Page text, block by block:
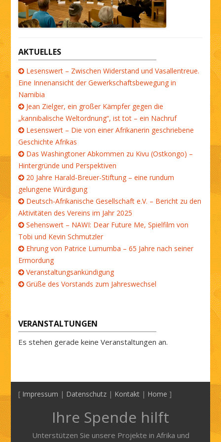
AKTUELLES
Lesenswert – Zwischen Widerstand und Vasallentreue.
Eine Innenansicht der Gewerkschaftsbewegung in
Namibia
Jean Zielger, ein großer Kämpfer gegen die
„kannibalische Weltordnung“, ist tot – ein Nachruf
Lesenswert – Die von einer Afrikanerin geschriebene
Geschichte Afrikas
Das Washingtoner Abkommen zu Kivu (Ostkongo) –
Hintergründe und Perspektiven
20 Jahre Harald-Breuer-Stiftung – eine rundum
gelungene Würdigung
Deutsch-Afrikanische Gesellschaft e.V. – Bericht zu den
Aktivitäten des Vereins im Jahr 2025
Sehenswert – NAWI: Dear Future Me, Spielfilm von
Tobi und Kevin Schmutzler
Ehrung von Patrice Lumumba – 65 Jahre nach seiner
Ermordung
Veranstaltungsankündigung
Grüße des Vorstands zum Jahreswechsel
VERANSTALTUNGEN
Es stehen gerade keine Veranstaltungen an.
[ Impressum | Datenschutz | Kontakt | Home ]
Ihre Spende hilft
Unterstützen Sie unsere Projekte in Afrika und